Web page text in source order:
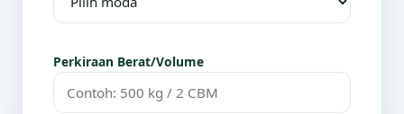
Perkiraan Berat/Volume